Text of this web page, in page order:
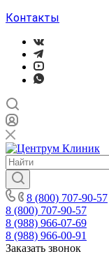
Контакты
8 (800) 707-90-57
8 (800) 707-90-57
8 (988) 966-07-69
8 (988) 966-00-91
Заказать звонок